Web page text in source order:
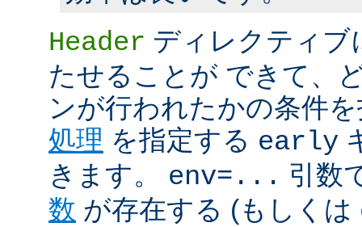
Header ディレクティブ
たせることが できて、
ンが行われたかの条件
処理 を指定する early
きます。 env=... 引数
数 が存在する (もしくは